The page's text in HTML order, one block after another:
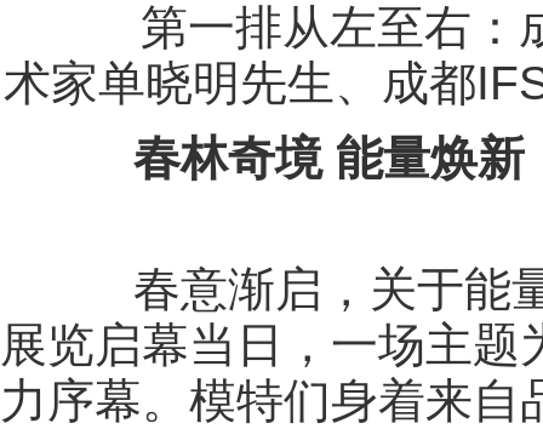
第一排从左至右：
术家单晓明先生、成都
春林奇境 能量焕新
春意渐启，关于能量
展览启幕当日，一场主
力序幕。模特们身着来